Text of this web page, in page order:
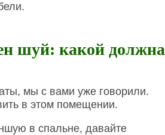
шуй: какой должна
мы с вами уже говорили.
в этом помещении.
в спальне, давайте